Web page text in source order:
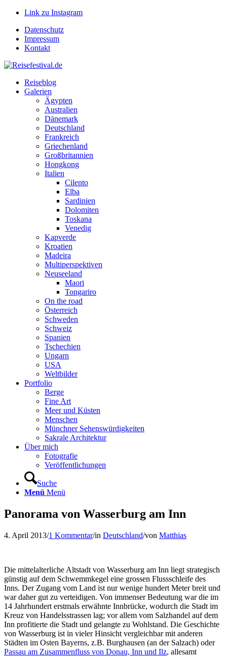
Link zu Instagram
Datenschutz
Impressum
Kontakt
Reiseblog
Galerien
Ägypten
Australien
Dänemark
Deutschland
Frankreich
Griechenland
Großbritannien
Hongkong
Italien
Cilento
Elba
Sardinien
Dolomiten
Toskana
Venedig
Kapverde
Kroatien
Madeira
Multiperspektiven
Neuseeland
Maori
Tongariro
On the road
Österreich
Schweden
Schweiz
Spanien
Tschechien
Ungarn
USA
Weltbilder
Portfolio
Berge
Fine Art
Meer und Küsten
Menschen
Münchner Sehenswürdigkeiten
Sakrale Architektur
Über mich
Fotografie
Veröffentlichungen
Suche
Menü Menü
Panorama von Wasserburg am Inn
4. April 2013/1 Kommentar/in Deutschland/von Matthias
Die mittelalterliche Altstadt von Wasserburg am Inn liegt strategisch
günstig auf dem Schwemmkegel eine grossen Flussschleife des
Inns. Der Zugang vom Land ist nur wenige hundert Meter breit und
war daher gut zu verteidigen. Von immenser Bedeutung war die im
14 Jahrhundert erstmals erwähnte Innbrücke, wodurch die Stadt im
Kreuz von Handelsstrassen lag; vor allem vom Salzhandel auf dem
Inn profitierte die Stadt und gelangte zu Wohlstand. Die Geschichte
von Wasserburg ist in vieler Hinsicht vergleichbar mit anderen
Städten im Osten Bayerns, z.B. Burghausen (an der Salzach) oder
Passau am Zusammenfluss von Donau, Inn und Ilz, allesamt